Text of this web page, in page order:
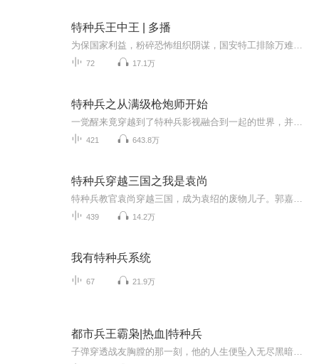
特种兵王中王 | 多播
72 17.1万
特种兵之从满级枪炮师开始
421 643.8万
特种兵穿越三国之我是袁尚
439 14.2万
我有特种兵系统
67 21.9万
都市兵王霸枭|热血|特种兵